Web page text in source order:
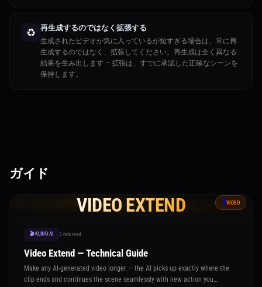
♻️ 再生成するのではなく拡張する
生成されたビデオが気に入っているが短すぎる場合は、常に再
生成するのではなく、拡張してください。再生成は全く異なる
結果を生み出します — 拡張は、すでに承認した正確なシーンを
保持します。
ガイド
VIDEO EXTEND 🎬VIDEO
🎬 KLING AI 3 min read
Video Extend — Technical Guide
Make any AI-generated video longer — the AI picks up exactly where the
clip ends and continues the scene seamlessly with new action you